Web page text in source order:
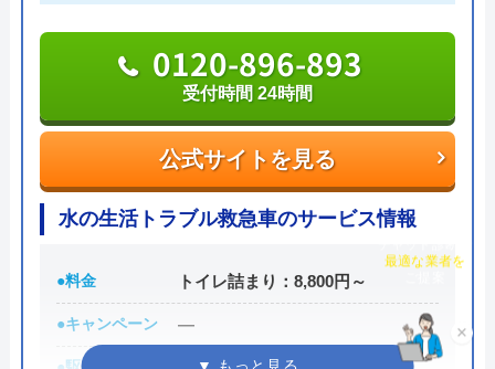
Googleクチコミを見る
シャリストです。
おすすめポイントとしてはこれまでの施工対応実績
は240万件以上と豊富な実績数があり、また最短5分
で業者を手配してくれて最短30分でスピード駆け付
けしてくれるところです。
また、取扱いメーカーに関しても幅広いため、水ま
わりトラブルで困った際には頼りになる業者でしょ
う。
もちろん見積もりは無料ですし、出張・キャンセル
公式サイトを見る
0120-896-893
受付時間 24時間
水の生活トラブル救急車のサービス情報
●料金 トイレ詰まり：8,800円～
●キャンペーン ― ×
最適な業者を
ご提案